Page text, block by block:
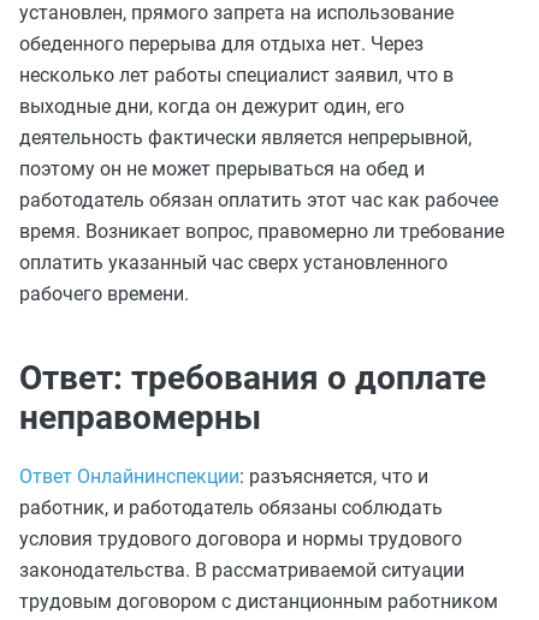
установлен, прямого запрета на использование
обеденного перерыва для отдыха нет. Через
несколько лет работы специалист заявил, что в
выходные дни, когда он дежурит один, его
деятельность фактически является непрерывной,
поэтому он не может прерываться на обед и
работодатель обязан оплатить этот час как рабочее
время. Возникает вопрос, правомерно ли требование
оплатить указанный час сверх установленного
рабочего времени.
Ответ: требования о доплате
неправомерны
Ответ Онлайнинспекции: разъясняется, что и
работник, и работодатель обязаны соблюдать
условия трудового договора и нормы трудового
законодательства. В рассматриваемой ситуации
трудовым договором с дистанционным работником